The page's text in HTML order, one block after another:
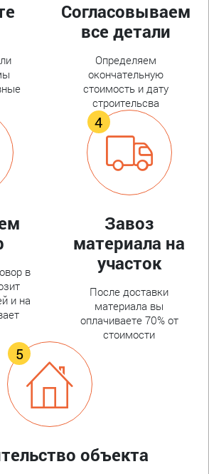
Согласовываем
все детали
Определяем
окончательную
стоимость и дату
строительсва
в
и на
Завоз
материала на
участок
После доставки
материала вы
оплачиваете 70% от
стоимости
объекта